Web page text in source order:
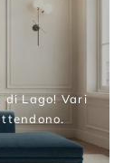
di Lago! Vari